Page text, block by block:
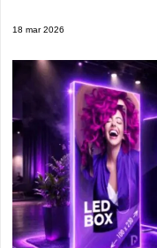
18 mar 2026